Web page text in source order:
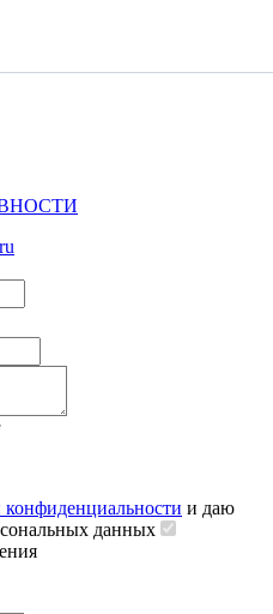
и даю
данных